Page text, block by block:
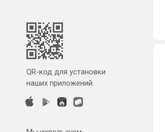
QR-код для установки
наших приложений.